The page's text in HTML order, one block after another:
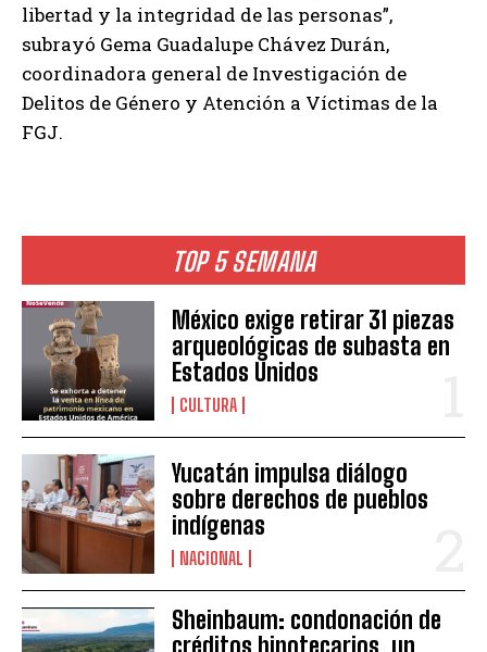
TOP 5 SEMANA
México exige retirar 31 piezas
arqueológicas de subasta en
Estados Unidos
CULTURA
Yucatán impulsa diálogo
sobre derechos de pueblos
indígenas
NACIONAL
Sheinbaum: condonación de
créditos hipotecarios, un
libertad y la integridad de las personas”,
subrayó Gema Guadalupe Chávez Durán,
coordinadora general de Investigación de
Delitos de Género y Atención a Víctimas de la
FGJ.